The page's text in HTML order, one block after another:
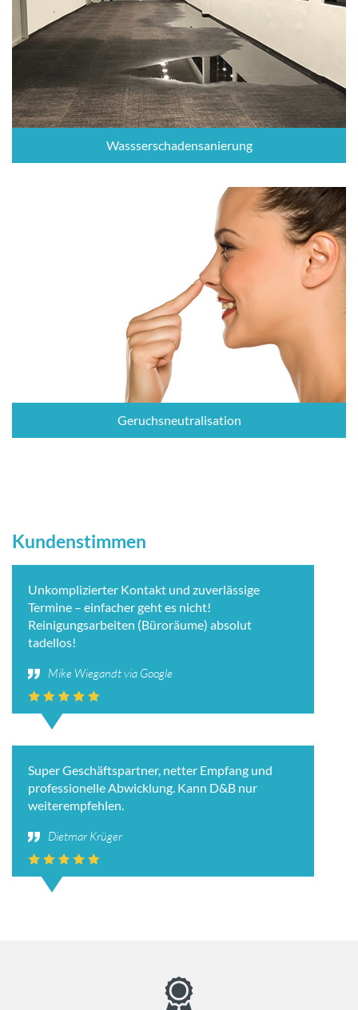
Wassserschadensanierung
Geruchsneutralisation
Kundenstimmen
Unkomplizierter Kontakt und zuverlässige
Termine – einfacher geht es nicht!
Reinigungsarbeiten (Büroräume) absolut
tadellos!
Mike Wiegandt via Google
Super Geschäftspartner, netter Empfang und
professionelle Abwicklung. Kann D&B nur
weiterempfehlen.
Dietmar Krüger